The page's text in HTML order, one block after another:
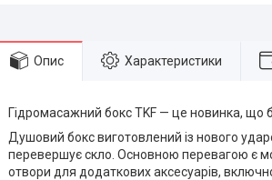
Опис Характеристики
Гідромасажний бокс TKF — це новинка, що
Душовий бокс виготовлений із нового
перевершує скло. Основною перевагою є
отвори для додаткових аксесуарів,